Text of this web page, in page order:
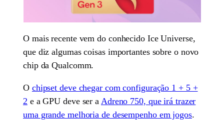
O mais recente vem do conhecido Ice Universe,
que diz algumas coisas importantes sobre o novo
chip da Qualcomm.
O chipset deve chegar com configuração 1 + 5 +
2 e a GPU deve ser a Adreno 750, que irá trazer
uma grande melhoria de desempenho em jogos.